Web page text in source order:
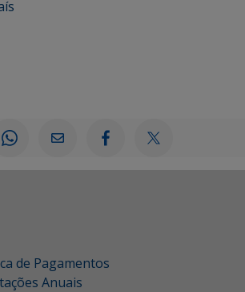
de Pagamentos
Anuais